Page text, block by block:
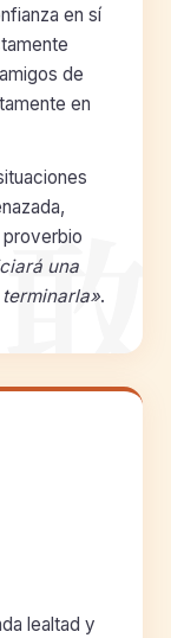
en sí
de
en
una
.
敢
lealtad y